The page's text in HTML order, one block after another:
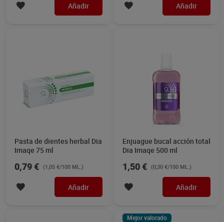
Añadir Añadir
Pasta de dientes herbal Dia
Imaqe 75 ml
0,79 € (1,05 €/100 ML.)
Añadir
Enjuague bucal acción total
Dia Imaqe 500 ml
1,50 € (0,30 €/100 ML.)
Añadir
Mejor valorado